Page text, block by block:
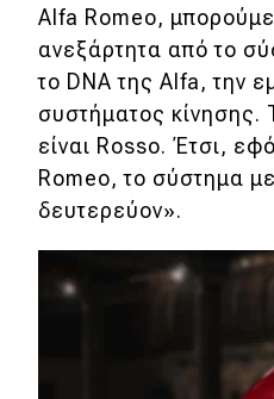
Οδηγός αγοράς
Συμβουλές
Χρηστικά
Συμβουλές
ΚΤΕΟ
Alfa Romeo,
ανεξάρτητα από το
το DNA της Alfa, την
συστήματος κίνησης.
είναι Rosso. Έτσι,
Romeo, το σύστημα
δευτερεύον».